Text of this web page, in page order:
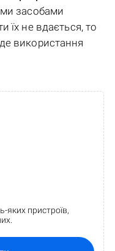
засобами
їх не вдається, то
використання
яких пристроїв,